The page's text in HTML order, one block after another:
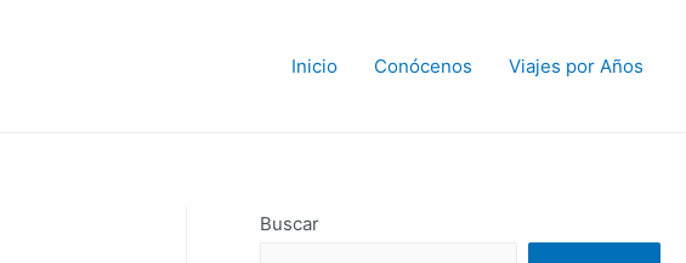
Inicio Conócenos Viajes por Años
Buscar